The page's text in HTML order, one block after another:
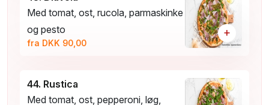
Med tomat, ost, rucola, parmaskinke
og pesto
fra DKK 90,00
+
44. Rustica
Med tomat, ost, pepperoni, løg,